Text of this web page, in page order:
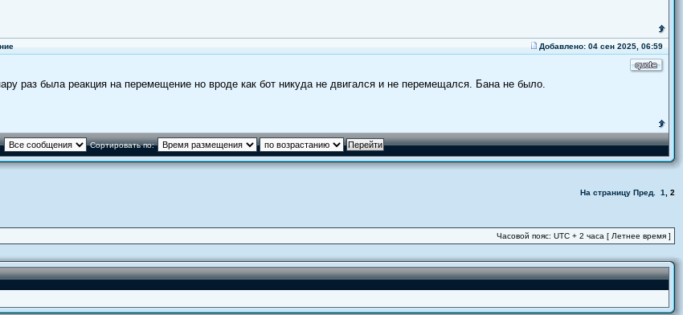
Добавлено: 04 сен 2025, 06:59
раз была реакция на перемещение но вроде как бот никуда не двигался и не перемещался. Бана не было.
Сортировать по:
На страницу Пред. 1 2
Часовой пояс: UTC + 2 часа [ Летнее время ]